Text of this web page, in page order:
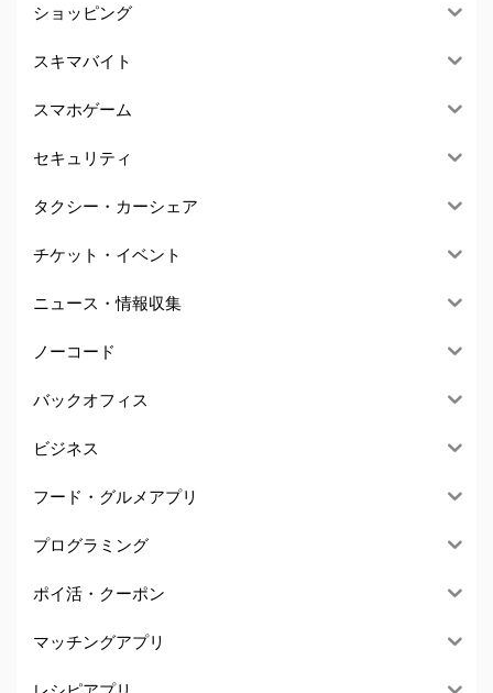
ショッピング
スキマバイト
スマホゲーム
セキュリティ
タクシー・カーシェア
チケット・イベント
ニュース・情報収集
ノーコード
バックオフィス
ビジネス
フード・グルメアプリ
プログラミング
ポイ活・クーポン
マッチングアプリ